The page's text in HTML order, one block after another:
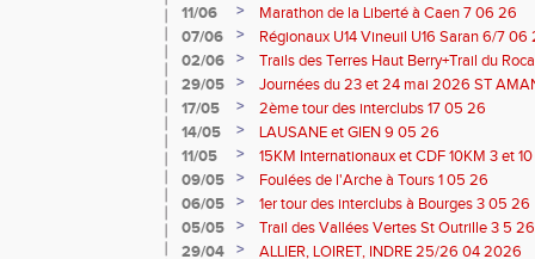
11/06
>
Marathon de la Liberté à Caen 7 06 26
07/06
>
Régionaux U14 Vineuil U16 Saran 6/7 06
02/06
>
Trails des Terres Haut Berry+Trail du
du Berry 30/31 05 2026
29/05 >
Journées du 23 et 24 mai 2026 ST
17/05
>
2ème tour des interclubs 17 05 26
14/05
>
LAUSANE et GIEN 9 05 26
11/05
>
15KM Internationaux et CDF 10KM 3 et
09/05
>
Foulées de l'Arche à Tours 1 05 26
06/05
>
1er tour des interclubs à Bourges 3 05 26
05/05
>
Trail des Vallées Vertes St Outrille 3 5 26
29/04
>
ALLIER, LOIRET, INDRE 25/26 04 2026